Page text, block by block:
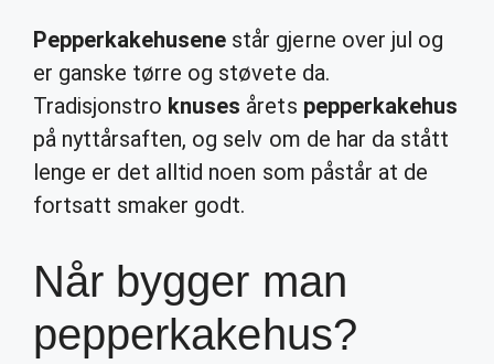
Pepperkakehusene står gjerne over jul og
er ganske tørre og støvete da.
Tradisjonstro knuses årets pepperkakehus
på nyttårsaften, og selv om de har da stått
lenge er det alltid noen som påstår at de
fortsatt smaker godt.
Når bygger man
pepperkakehus?